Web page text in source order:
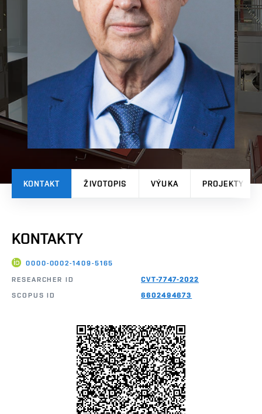
KONTAKT ŽIVOTOPIS VÝUKA PROJEKTY
KONTAKTY
0000-0002-1409-5165
RESEARCHER ID
CVT-7747-2022
SCOPUS ID
6602494673